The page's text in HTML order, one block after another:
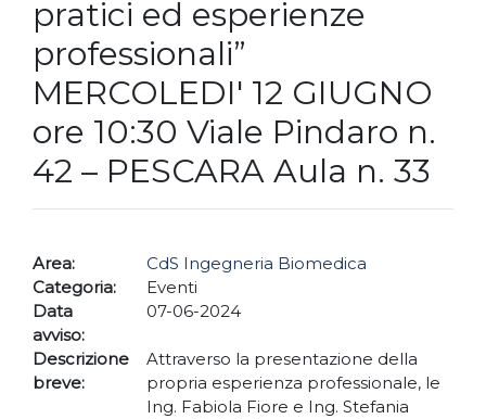
pratici ed esperienze
professionali”
MERCOLEDI' 12 GIUGNO
ore 10:30 Viale Pindaro n.
42 – PESCARA Aula n. 33
Area:
CdS Ingegneria Biomedica
Categoria:
Eventi
Data
avviso:
07-06-2024
Descrizione
breve:
Attraverso la presentazione della
propria esperienza professionale, le
Ing. Fabiola Fiore e Ing. Stefania